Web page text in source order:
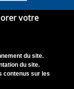
votre
du site.
du site.
contenus sur les